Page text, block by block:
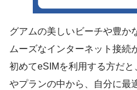
グアムの美しいビーチや豊か
ムーズなインターネット接続
初めてeSIMを利用する方だ
やプランの中から、自分に最